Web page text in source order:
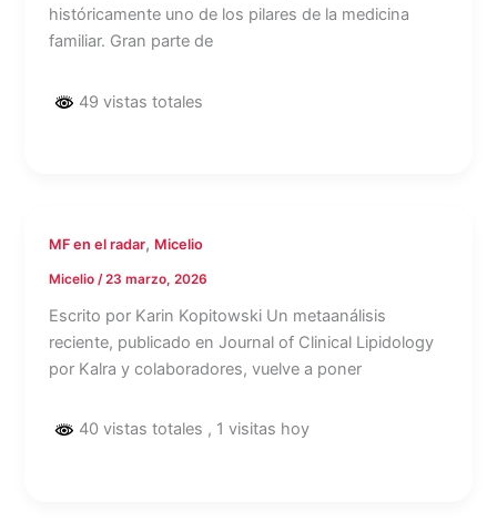
históricamente uno de los pilares de la medicina
familiar. Gran parte de
49 vistas totales
MF en el radar, Micelio
Micelio /23 marzo, 2026
Escrito por Karin Kopitowski Un metaanálisis
reciente, publicado en Journal of Clinical Lipidology
por Kalra y colaboradores, vuelve a poner
40 vistas totales , 1 visitas hoy